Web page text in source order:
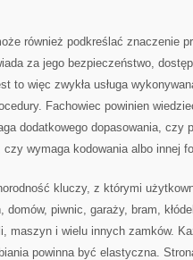
również podkreślać znaczenie
za jego bezpieczeństwo,
to więc zwykła usługa
Fachowiec powinien
dodatkowego dopasowania, czy
wymaga kodowania albo innej
kluczy, z którymi
domów, piwnic, garaży, bram,
maszyn i wielu innych zamków.
powinna być elastyczna.